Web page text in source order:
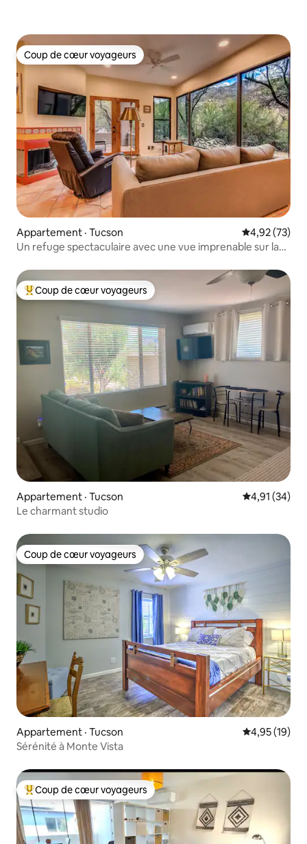
Coup de cœur voyageurs
Coup de cœur voyageurs
Appartement · Tucson Note
4,92 (73)
Un refuge spectaculaire avec une vue imprenable sur la
Coup de cœur voyageurs parmi les plus aimés
Coup de cœur voyageurs
Appartement · Tucson Note
4,91 (34)
Le charmant studio
Coup de cœur voyageurs
Coup de cœur voyageurs
Appartement · Tucson Note
4,95 (19)
Sérénité à Monte Vista
Coup de cœur voyageurs parmi les plus aimés
Coup de cœur voyageurs